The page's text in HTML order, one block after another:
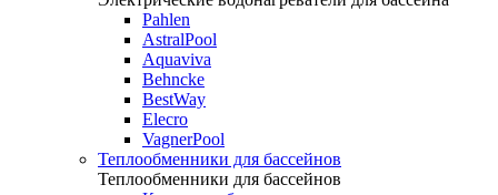
Pahlen
AstralPool
Aquaviva
Behncke
BestWay
Elecro
VagnerPool
Теплообменники для бассейнов
Теплообменники для бассейнов